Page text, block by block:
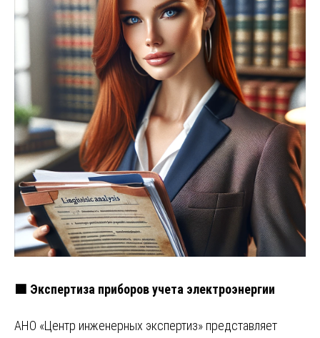
🟩 Экспертиза приборов учета электроэнергии
АНО «Центр инженерных экспертиз» представляет